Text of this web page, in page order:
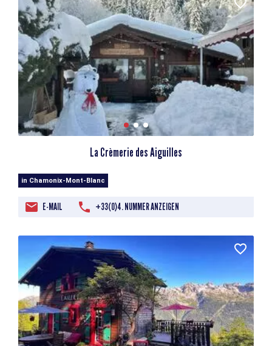
La Crèmerie des Aiguilles
in Chamonix-Mont-Blanc
E-MAIL +33(0)4. NUMMER ANZEIGEN